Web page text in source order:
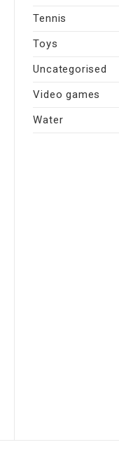
Tennis
Toys
Uncategorised
Video games
Water